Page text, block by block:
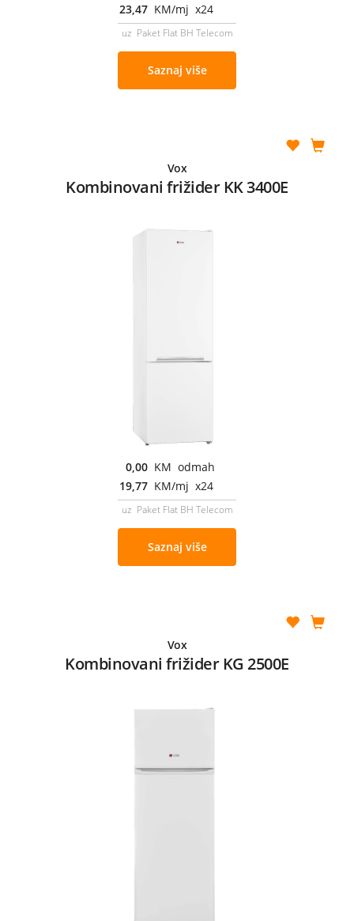
23,47 KM/mj x24
uz Paket Flat BH Telecom
Saznaj više
Vox
Kombinovani frižider KK 3400E
0,00 KM odmah
19,77 KM/mj x24
uz Paket Flat BH Telecom
Saznaj više
Vox
Kombinovani frižider KG 2500E